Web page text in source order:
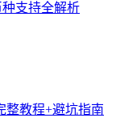
种支持全解析
整教程+避坑指南